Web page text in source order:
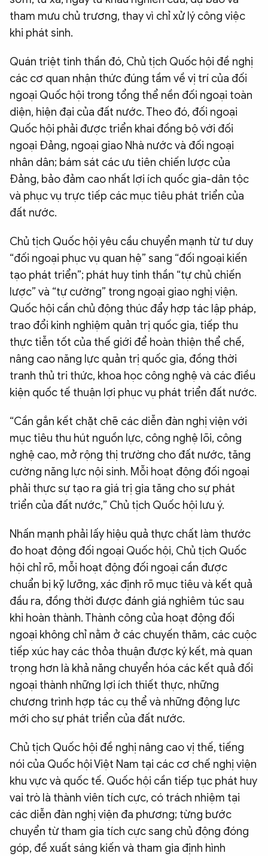
tham mưu chủ trương, thay vì chỉ xử lý công việc
khi phát sinh.
Quán triệt tinh thần đó, Chủ tịch Quốc hội đề nghị
các cơ quan nhận thức đúng tầm về vị trí của đối
ngoại Quốc hội trong tổng thể nền đối ngoại toàn
diện, hiện đại của đất nước. Theo đó, đối ngoại
Quốc hội phải được triển khai đồng bộ với đối
ngoại Đảng, ngoại giao Nhà nước và đối ngoại
nhân dân; bám sát các ưu tiên chiến lược của
Đảng, bảo đảm cao nhất lợi ích quốc gia-dân tộc
và phục vụ trực tiếp các mục tiêu phát triển của
đất nước.
Chủ tịch Quốc hội yêu cầu chuyển mạnh từ tư duy
“đối ngoại phục vụ quan hệ” sang “đối ngoại kiến
tạo phát triển”; phát huy tinh thần “tự chủ chiến
lược” và “tự cường” trong ngoại giao nghị viện.
Quốc hội cần chủ động thúc đẩy hợp tác lập pháp,
trao đổi kinh nghiệm quản trị quốc gia, tiếp thu
thực tiễn tốt của thế giới để hoàn thiện thể chế,
nâng cao năng lực quản trị quốc gia, đồng thời
tranh thủ tri thức, khoa học công nghệ và các điều
kiện quốc tế thuận lợi phục vụ phát triển đất nước.
“Cần gắn kết chặt chẽ các diễn đàn nghị viện với
mục tiêu thu hút nguồn lực, công nghệ lõi, công
nghệ cao, mở rộng thị trường cho đất nước, tăng
cường năng lực nội sinh. Mỗi hoạt động đối ngoại
phải thực sự tạo ra giá trị gia tăng cho sự phát
triển của đất nước,” Chủ tịch Quốc hội lưu ý.
Nhấn mạnh phải lấy hiệu quả thực chất làm thước
đo hoạt động đối ngoại Quốc hội, Chủ tịch Quốc
hội chỉ rõ, mỗi hoạt động đối ngoại cần được
chuẩn bị kỹ lưỡng, xác định rõ mục tiêu và kết quả
đầu ra, đồng thời được đánh giá nghiêm túc sau
khi hoàn thành. Thành công của hoạt động đối
ngoại không chỉ nằm ở các chuyến thăm, các cuộc
tiếp xúc hay các thỏa thuận được ký kết, mà quan
trọng hơn là khả năng chuyển hóa các kết quả đối
ngoại thành những lợi ích thiết thực, những
chương trình hợp tác cụ thể và những động lực
mới cho sự phát triển của đất nước.
Chủ tịch Quốc hội đề nghị nâng cao vị thế, tiếng
nói của Quốc hội Việt Nam tại các cơ chế nghị viện
khu vực và quốc tế. Quốc hội cần tiếp tục phát huy
vai trò là thành viên tích cực, có trách nhiệm tại
các diễn đàn nghị viện đa phương; từng bước
chuyển từ tham gia tích cực sang chủ động đóng
góp, đề xuất sáng kiến và tham gia định hình